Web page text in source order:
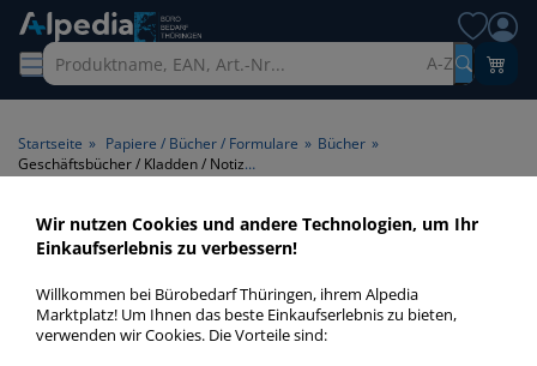
A-Z
Startseite » Papiere / Bücher / Formulare » Bücher »
Geschäftsbücher / Kladden / Notizbücher A4 80 Seiten
Geschäftsbücher / Kladden /
Notizbücher A4 80 Seiten >
Format A4 > Seitenanzahl 80
Seiten
Wir nutzen Cookies und andere Technologien, um Ihr
Einkaufserlebnis zu verbessern!
Willkommen bei Bürobedarf Thüringen, ihrem Alpedia
Marktplatz! Um Ihnen das beste Einkaufserlebnis zu bieten,
verwenden wir Cookies. Die Vorteile sind: